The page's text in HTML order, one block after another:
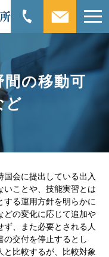
間の移動可
ど
会に提出している出入
いことや、技能実習とは
する運用方針を明らかに
どの変化に応じて追加や
、また必要とされる人
の交付を停止するとし
と比較するが、比較対象